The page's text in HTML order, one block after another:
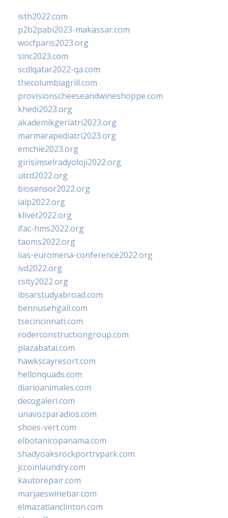
isth2022.com
p2b2pabi2023-makassar.com
wocfparis2023.org
sinc2023.com
scdlqatar2022-qa.com
thecolumbiagrill.com
provisionscheeseandwineshoppe.com
khedi2023.org
akademikgeriatri2023.org
marmarapediatri2023.org
emchie2023.org
girisimselradyoloji2022.org
utcd2022.org
biosensor2022.org
ialp2022.org
klivet2022.org
ifac-hms2022.org
taoms2022.org
iias-euromena-conference2022.org
ivd2022.org
csity2022.org
ibsarstudyabroad.com
bennusehgall.com
tsecincinnati.com
roderconstructiongroup.com
plazabatai.com
hawkscayresort.com
hellonquads.com
diarioanimales.com
decogaleri.com
unavozparadios.com
shoes-vert.com
elbotanicopanama.com
shadyoaksrockportrvpark.com
jccoinlaundry.com
kautorepair.com
marjaeswinebar.com
elmazatlanclinton.com